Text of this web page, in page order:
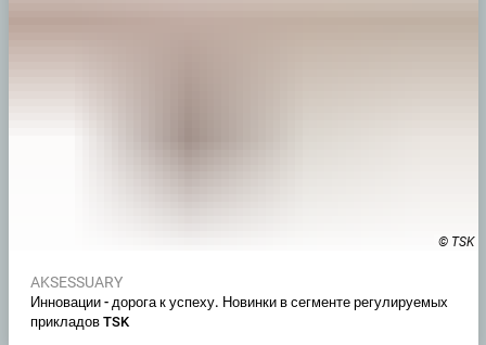
© TSK
AKSESSUARY
Инновации - дорога к успеху. Новинки в сегменте регулируемых
прикладов TSK